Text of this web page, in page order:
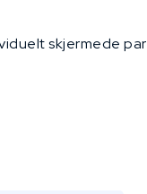
skjermede par